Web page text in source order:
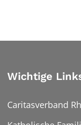
Wichtige
Caritasverband